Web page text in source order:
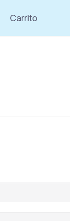
Carrito